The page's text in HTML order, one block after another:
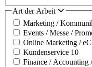
Art der Arbeit
Marketing /
Events / Messe /
Online Marketing /
Kundenservice 10
Finance / Accounting